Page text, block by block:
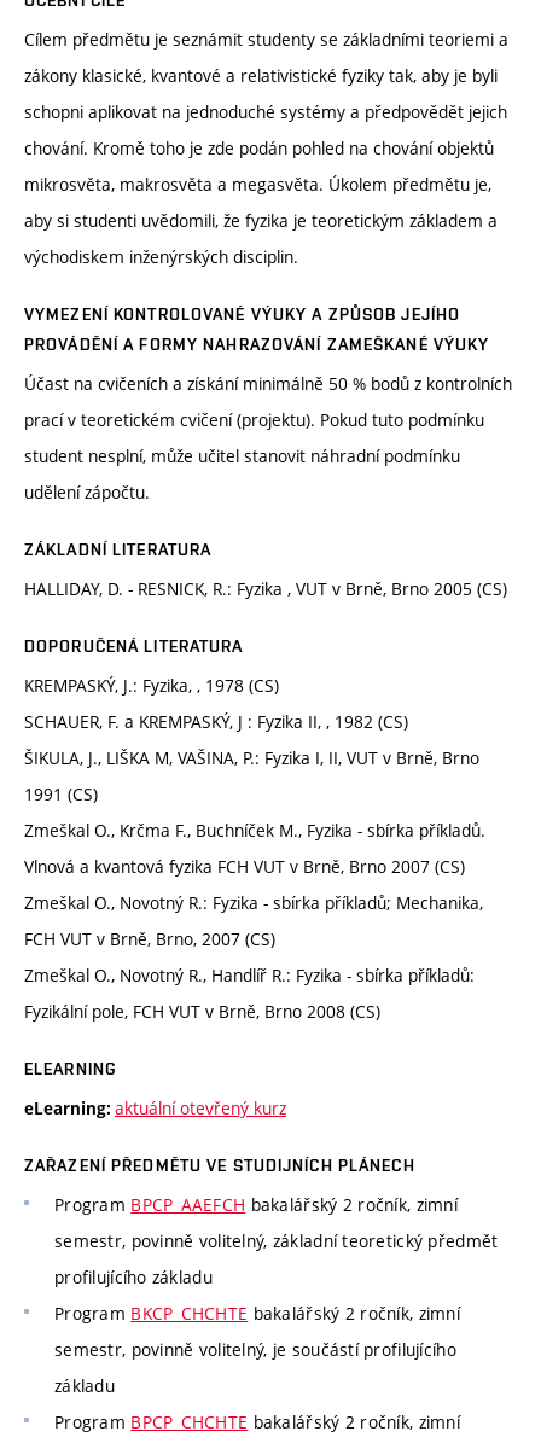
Cílem předmětu je seznámit studenty se základními teoriemi a
zákony klasické, kvantové a relativistické fyziky tak, aby je byli
schopni aplikovat na jednoduché systémy a předpovědět jejich
chování. Kromě toho je zde podán pohled na chování objektů
mikrosvěta, makrosvěta a megasvěta. Úkolem předmětu je,
aby si studenti uvědomili, že fyzika je teoretickým základem a
východiskem inženýrských disciplin.
VYMEZENÍ KONTROLOVANÉ VÝUKY A ZPŮSOB JEJÍHO
PROVÁDĚNÍ A FORMY NAHRAZOVÁNÍ ZAMEŠKANÉ VÝUKY
Účast na cvičeních a získání minimálně 50 % bodů z kontrolních
prací v teoretickém cvičení (projektu). Pokud tuto podmínku
student nesplní, může učitel stanovit náhradní podmínku
udělení zápočtu.
ZÁKLADNÍ LITERATURA
HALLIDAY, D. - RESNICK, R.: Fyzika , VUT v Brně, Brno 2005 (CS)
DOPORUČENÁ LITERATURA
KREMPASKÝ, J.: Fyzika, , 1978 (CS)
SCHAUER, F. a KREMPASKÝ, J : Fyzika II, , 1982 (CS)
ŠIKULA, J., LIŠKA M, VAŠINA, P.: Fyzika I, II, VUT v Brně, Brno
1991 (CS)
Zmeškal O., Krčma F., Buchníček M., Fyzika - sbírka příkladů.
Vlnová a kvantová fyzika FCH VUT v Brně, Brno 2007 (CS)
Zmeškal O., Novotný R.: Fyzika - sbírka příkladů; Mechanika,
FCH VUT v Brně, Brno, 2007 (CS)
Zmeškal O., Novotný R., Handlíř R.: Fyzika - sbírka příkladů:
Fyzikální pole, FCH VUT v Brně, Brno 2008 (CS)
ELEARNING
eLearning: aktuální otevřený kurz
ZAŘAZENÍ PŘEDMĚTU VE STUDIJNÍCH PLÁNECH
Program BPCP_AAEFCH bakalářský 2 ročník, zimní
semestr, povinně volitelný, základní teoretický předmět
profilujícího základu
Program BKCP_CHCHTE bakalářský 2 ročník, zimní
semestr, povinně volitelný, je součástí profilujícího
základu
Program BPCP_CHCHTE bakalářský 2 ročník, zimní